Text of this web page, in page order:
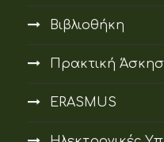
Βιβλιοθήκη
Πρακτική
ERASMUS